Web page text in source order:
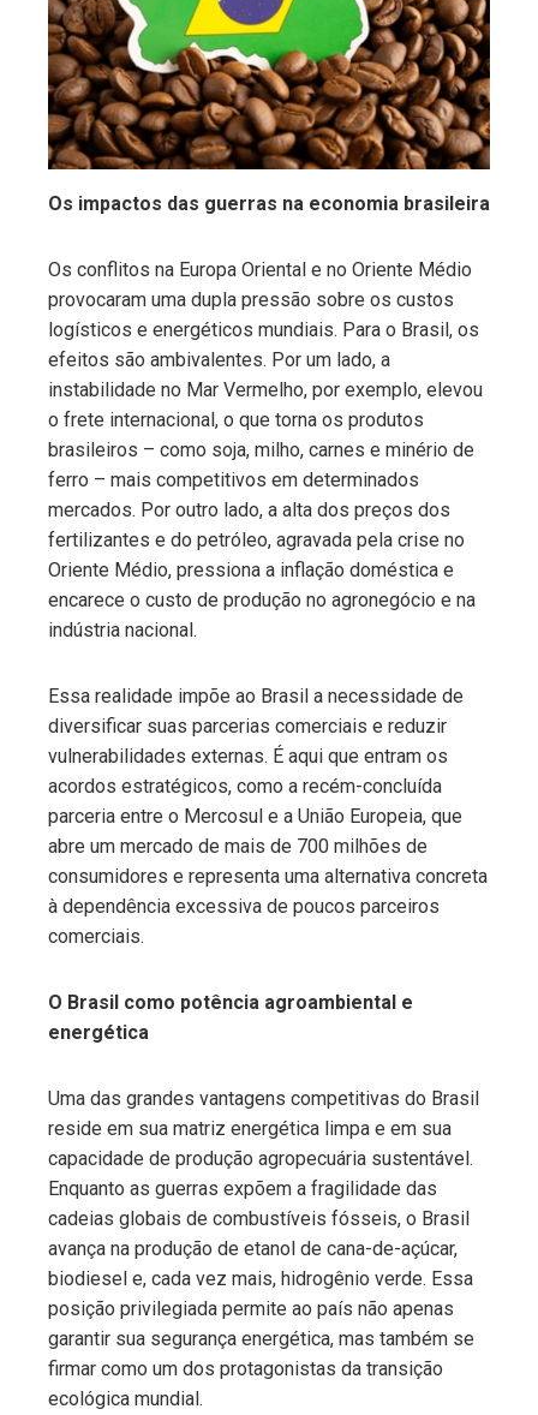
Os impactos das guerras na economia brasileira
Os conflitos na Europa Oriental e no Oriente Médio
provocaram uma dupla pressão sobre os custos
logísticos e energéticos mundiais. Para o Brasil, os
efeitos são ambivalentes. Por um lado, a
instabilidade no Mar Vermelho, por exemplo, elevou
o frete internacional, o que torna os produtos
brasileiros – como soja, milho, carnes e minério de
ferro – mais competitivos em determinados
mercados. Por outro lado, a alta dos preços dos
fertilizantes e do petróleo, agravada pela crise no
Oriente Médio, pressiona a inflação doméstica e
encarece o custo de produção no agronegócio e na
indústria nacional.
Essa realidade impõe ao Brasil a necessidade de
diversificar suas parcerias comerciais e reduzir
vulnerabilidades externas. É aqui que entram os
acordos estratégicos, como a recém-concluída
parceria entre o Mercosul e a União Europeia, que
abre um mercado de mais de 700 milhões de
consumidores e representa uma alternativa concreta
à dependência excessiva de poucos parceiros
comerciais.
O Brasil como potência agroambiental e
energética
Uma das grandes vantagens competitivas do Brasil
reside em sua matriz energética limpa e em sua
capacidade de produção agropecuária sustentável.
Enquanto as guerras expõem a fragilidade das
cadeias globais de combustíveis fósseis, o Brasil
avança na produção de etanol de cana-de-açúcar,
biodiesel e, cada vez mais, hidrogênio verde. Essa
posição privilegiada permite ao país não apenas
garantir sua segurança energética, mas também se
firmar como um dos protagonistas da transição
ecológica mundial.